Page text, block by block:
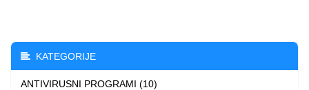
KATEGORIJE
ANTIVIRUSNI PROGRAMI (10)